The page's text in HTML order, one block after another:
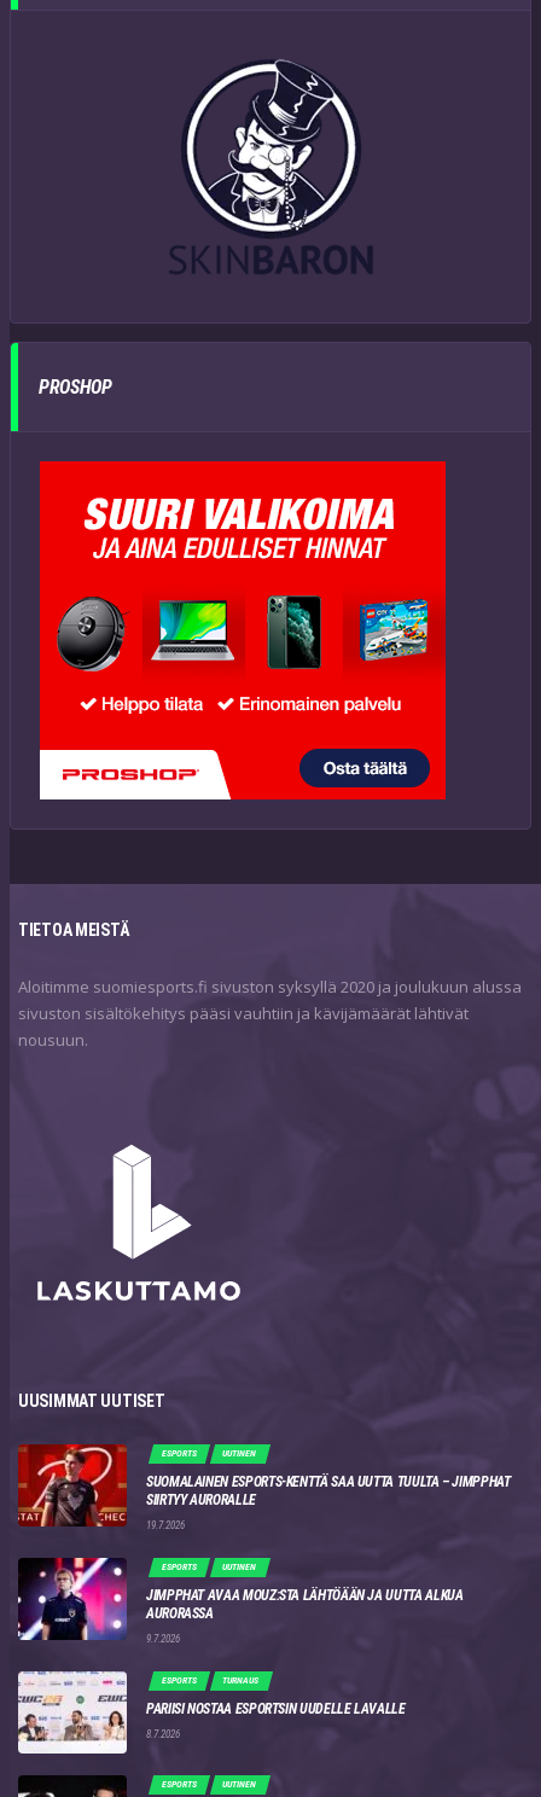
PROSHOP
TIETOA MEISTÄ
Aloitimme suomiesports.fi sivuston syksyllä 2020 ja joulukuun alussa
sivuston sisältökehitys pääsi vauhtiin ja kävijämäärät lähtivät
nousuun.
UUSIMMAT UUTISET
ESPORTS UUTINEN
SUOMALAINEN ESPORTS-KENTTÄ SAA UUTTA TUULTA – JIMPPHAT
SIIRTYY AURORALLE
19.7.2026
ESPORTS UUTINEN
JIMPPHAT AVAA MOUZ:STA LÄHTÖÄÄN JA UUTTA ALKUA
AURORASSA
9.7.2026
ESPORTS TURNAUS
PARIISI NOSTAA ESPORTSIN UUDELLE LAVALLE
8.7.2026
ESPORTS UUTINEN